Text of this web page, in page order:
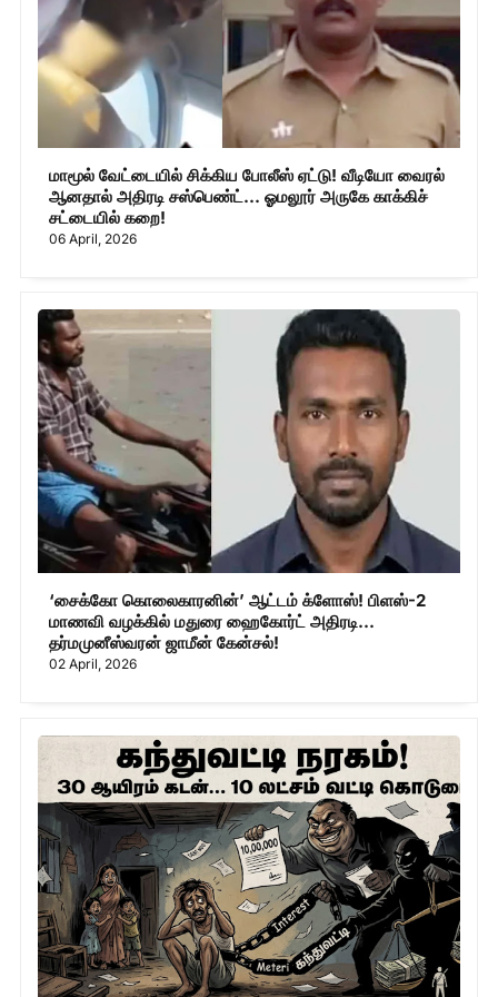
மாமூல் வேட்டையில் சிக்கிய போலீஸ் ஏட்டு! வீடியோ வைரல்
ஆனதால் அதிரடி சஸ்பெண்ட்... ஓமலூர் அருகே காக்கிச்
சட்டையில் கறை!
06 April, 2026
‘சைக்கோ கொலைகாரனின்’ ஆட்டம் க்ளோஸ்! பிளஸ்-2
மாணவி வழக்கில் மதுரை ஹைகோர்ட் அதிரடி...
தர்மமுனீஸ்வரன் ஜாமீன் கேன்சல்!
02 April, 2026